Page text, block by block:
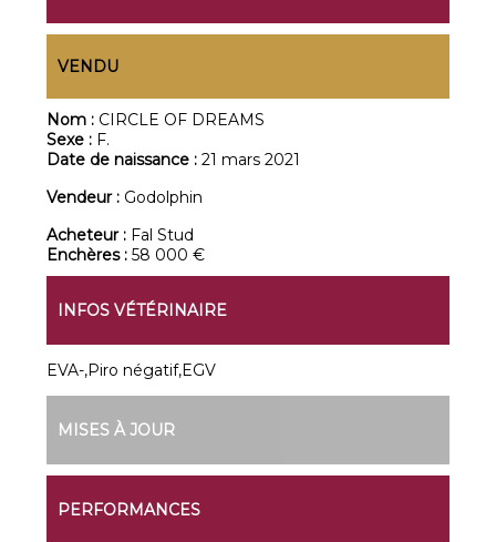
VENDU
Nom : CIRCLE OF DREAMS
Sexe : F.
Date de naissance :21 mars 2021
Vendeur : Godolphin
Acheteur : Fal Stud
Enchères :58 000 €
INFOS VÉTÉRINAIRE
EVA-,Piro négatif,EGV
MISES À JOUR
PERFORMANCES